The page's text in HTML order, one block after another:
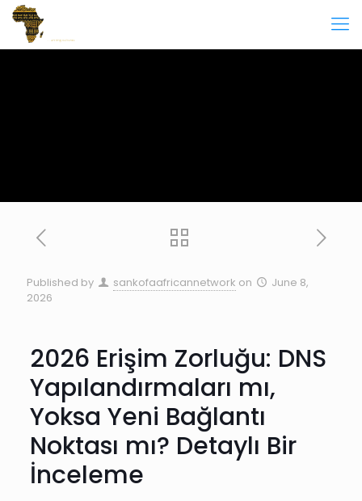
Published by sankofaafricannetwork on
June 8,
2026
2026 Erişim Zorluğu: DNS
Yapılandırmaları mı,
Yoksa Yeni Bağlantı
Noktası mı? Detaylı Bir
İnceleme